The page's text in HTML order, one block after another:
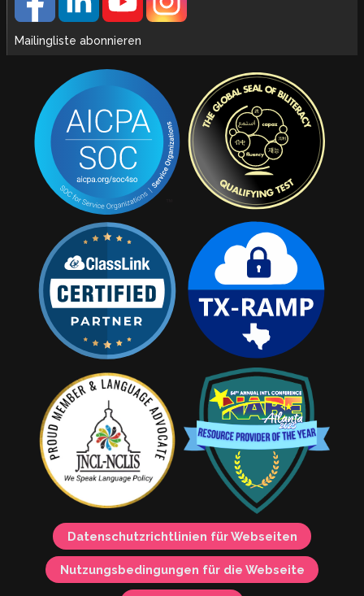
Mailingliste abonnieren
Datenschutzrichtlinien für Webseiten
Nutzungsbedingungen für die Webseite